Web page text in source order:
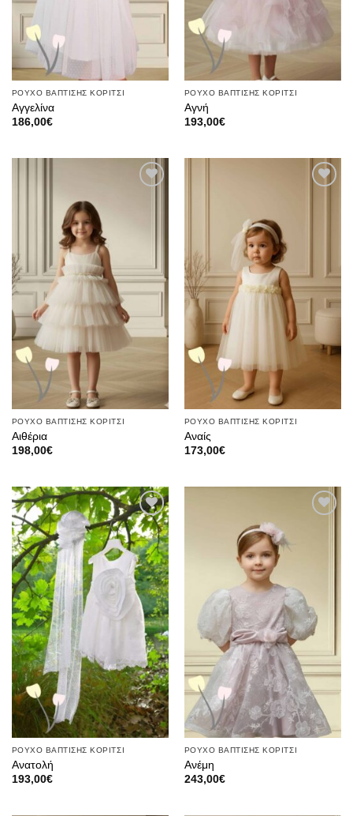
ΡΟΥΧΟ ΒΑΠΤΙΣΗΣ ΚΟΡΙΤΣΙ
Αγγελίνα
186,00€
ΡΟΥΧΟ ΒΑΠΤΙΣΗΣ ΚΟΡΙΤΣΙ
Αγνή
193,00€
ΡΟΥΧΟ ΒΑΠΤΙΣΗΣ ΚΟΡΙΤΣΙ
Αιθέρια
198,00€
ΡΟΥΧΟ ΒΑΠΤΙΣΗΣ ΚΟΡΙΤΣΙ
Αναίς
173,00€
Πρόσθήκη
στην λίστα
επιθυμιών
ΡΟΥΧΟ ΒΑΠΤΙΣΗΣ ΚΟΡΙΤΣΙ
Ανατολή
193,00€
επιθυμιών
ΡΟΥΧΟ ΒΑΠΤΙΣΗΣ ΚΟΡΙΤΣΙ
Ανέμη
243,00€